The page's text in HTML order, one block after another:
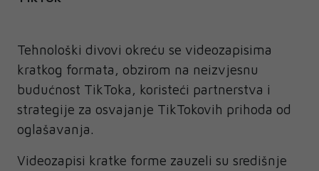
Tehnološki divovi okreću se videozapisima
kratkog formata, obzirom na neizvjesnu
budućnost TikToka, koristeći partnerstva i
strategije za osvajanje TikTokovih prihoda od
oglašavanja.
Videozapisi kratke forme zauzeli su središnje